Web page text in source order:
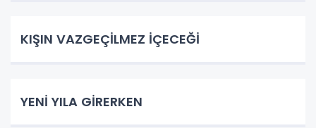
KIŞIN VAZGEÇİLMEZ İÇECEĞİ
YENİ YILA GİRERKEN